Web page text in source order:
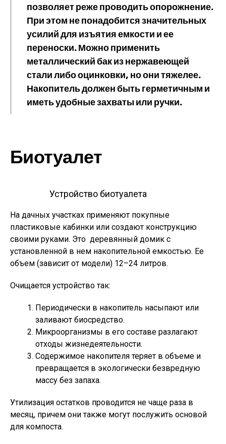
позволяет реже проводить опорожнение.
При этом не понадобится значительных
усилий для изъятия емкости и ее
переноски. Можно применить
металлический бак из нержавеющей
стали либо оцинковки, но они тяжелее.
Накопитель должен быть герметичным и
иметь удобные захваты или ручки.
Биотуалет
Устройство биотуалета
На дачных участках применяют покупные
пластиковые кабинки или создают конструкцию
своими руками. Это деревянный домик с
установленной в нем накопительной емкостью. Ее
объем (зависит от модели) 12–24 литров.
Очищается устройство так:
Периодически в накопитель насыпают или
заливают биосредство.
Микроорганизмы в его составе разлагают
отходы жизнедеятельности.
Содержимое накопителя теряет в объеме и
превращается в экологически безвредную
массу без запаха.
Утилизация остатков проводится не чаще раза в
месяц, причем они также могут послужить основой
для компоста.